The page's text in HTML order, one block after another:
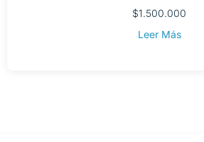
$1.500.000
Leer Más